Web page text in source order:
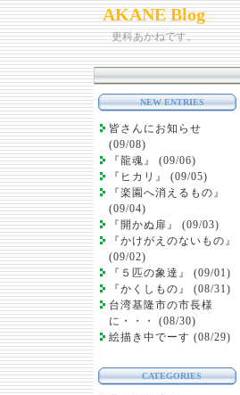
AKANE Blog
更科あかねです。
NEW ENTRIES
皆さんにお知らせ
(09/08)
『龍魂』 (09/06)
『ヒカリ』 (09/05)
『楽園へ消えるもの』
(09/04)
『開かぬ扉』 (09/03)
『かけがえのないもの』
(09/02)
『５匹の象達』 (09/01)
『かくしもの』 (08/31)
台湾基隆市の市長様
に・・・ (08/30)
絵描き中でーす (08/29)
CATEGORIES